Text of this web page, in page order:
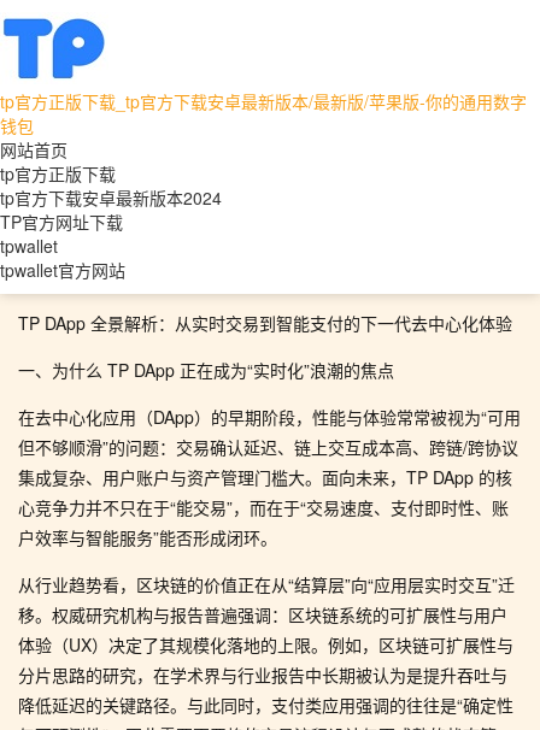
tp官方正版下载_tp官方下载安卓最新版本/最新版/苹果版-你的通用数字
钱包
网站首页
tp官方正版下载
tp官方下载安卓最新版本2024
TP官方网址下载
tpwallet
tpwallet官方网站
tpwallet tpwallet官方网站
TP DApp 全景解析：从实时交易到智能支付的下一
代去中心化体验
TP DApp 全景解析：从实时交易到智能支付的下一代去中心化体验
一、为什么 TP DApp 正在成为“实时化”浪潮的焦点
在去中心化应用（DApp）的早期阶段，性能与体验常常被视为“可用
但不够顺滑”的问题：交易确认延迟、链上交互成本高、跨链/跨协议
集成复杂、用户账户与资产管理门槛大。面向未来，TP DApp 的核
心竞争力并不只在于“能交易”，而在于“交易速度、支付即时性、账
户效率与智能服务”能否形成闭环。
从行业趋势看，区块链的价值正在从“结算层”向“应用层实时交互”迁
移。权威研究机构与报告普遍强调：区块链系统的可扩展性与用户
体验（UX）决定了其规模化落地的上限。例如，区块链可扩展性与
分片思路的研究，在学术界与行业报告中长期被认为是提升吞吐与
降低延迟的关键路径。与此同时，支付类应用强调的往往是“确定性